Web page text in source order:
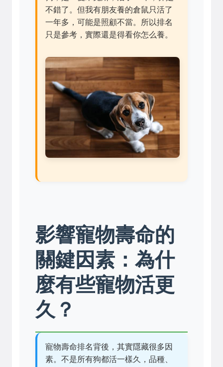
不錯了。但我有朋友養的倉鼠只活了
一年多，可能是照顧不當。所以排名
只是參考，實際還是得看你怎么養。
影響寵物壽命的
關鍵因素：為什
麼有些寵物活更
久？
寵物壽命排名背後，其實隱藏很多因
素。不是所有狗都活一樣久，品種、